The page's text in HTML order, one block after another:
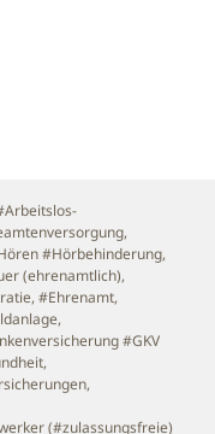
,
#Hörbehinderung,
(ehrenamtlich),
,#Ehrenamt,
,
#GKV
,
,
(#zulassungsfreie)